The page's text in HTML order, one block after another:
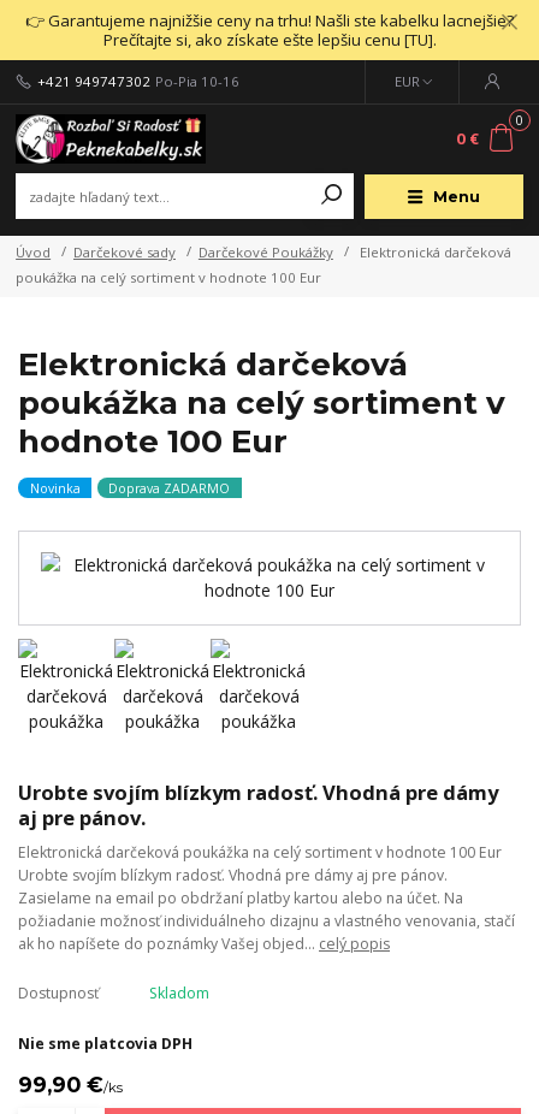
👉 Garantujeme najnižšie ceny na trhu! Našli ste kabelku lacnejšie?
Prečítajte si, ako získate ešte lepšiu cenu [TU].
Menu
EUR
+421 949747302 Po-Pia 10-16
0
0 €
Úvod Darčekové sady Darčekové Poukážky
Elektronická darčeková
poukážka na celý sortiment v hodnote 100 Eur
Elektronická darčeková
poukážka na celý sortiment v
hodnote 100 Eur
Novinka Doprava ZADARMO
Urobte svojím blízkym radosť. Vhodná pre dámy
aj pre pánov.
Elektronická darčeková poukážka na celý sortiment v hodnote 100 Eur
Urobte svojím blízkym radosť. Vhodná pre dámy aj pre pánov.
Zasielame na email po obdržaní platby kartou alebo na účet. Na
požiadanie možnosť individuálneho dizajnu a vlastného venovania, stačí
ak ho napíšete do poznámky Vašej objed... celý popis
Dostupnosť Skladom
Nie sme platcovia DPH
99,90 €/ks